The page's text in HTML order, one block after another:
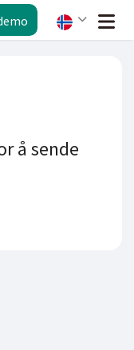
å sende